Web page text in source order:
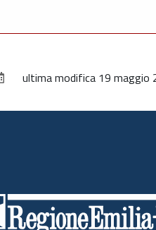
ultima modifica 19 maggio